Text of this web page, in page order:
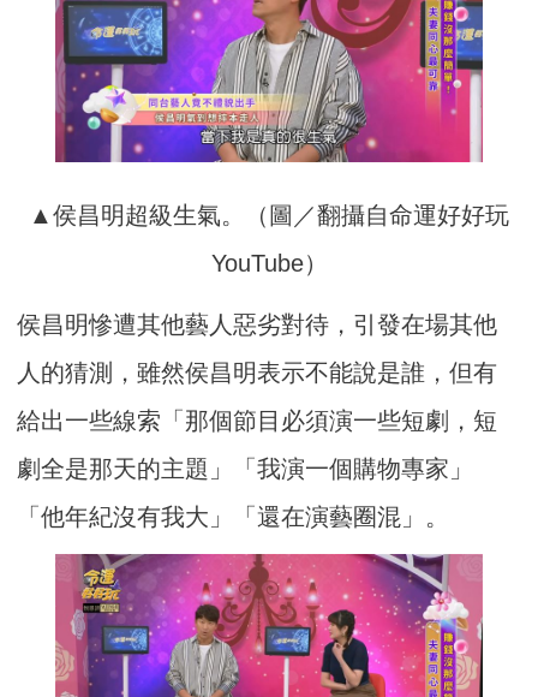
▲侯昌明超級生氣。（圖／翻攝自命運好好玩
YouTube）
侯昌明慘遭其他藝人惡劣對待，引發在場其他
人的猜測，雖然侯昌明表示不能說是誰，但有
給出一些線索「那個節目必須演一些短劇，短
劇全是那天的主題」「我演一個購物專家」
「他年紀沒有我大」「還在演藝圈混」。